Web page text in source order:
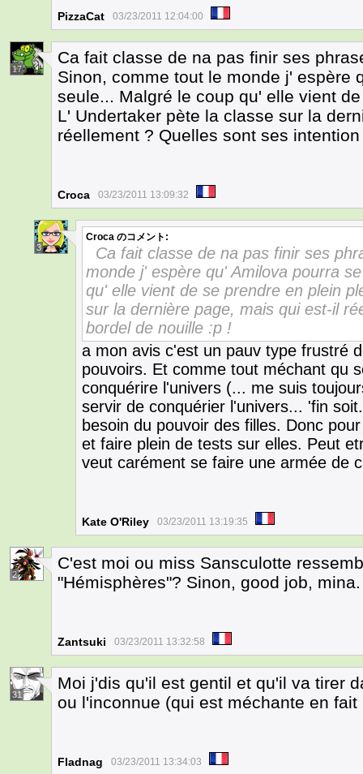
PizzaCat 03/23/2011 12:04:00
17
Ca fait classe de na pas finir ses
Sinon, comme tout le monde j' espère
seule... Malgré le coup qu' elle vient
L' Undertaker pète la classe sur la
réellement ? Quelles sont ses
Croca 03/23/2011 13:09:32
3
Croca のコメント:
Ca fait classe de na pas finir ses
monde j' espère qu' Amilova pourra
qu' elle vient de se prendre en plein
sur la dernière page, mais qui est-il
bordel de nouille :p !
a mon avis c'est un pauv type frustré
pouvoirs. Et comme tout méchant qu
conquérire l'univers (... me suis
servir de conquérier l'univers... 'fin
besoin du pouvoir des filles. Donc
et faire plein de tests sur elles. Peut
veut carément se faire une armée de
Kate O'Riley 03/23/2011 13:19:35
2
C'est moi ou miss Sansculotte
"Hémisphères"? Sinon, good job,
Zantsuki 03/23/2011 13:32:58
31
Moi j'dis qu'il est gentil et qu'il va tirer
ou l'inconnue (qui est méchante en
Fladnag 03/23/2011 13:34:03